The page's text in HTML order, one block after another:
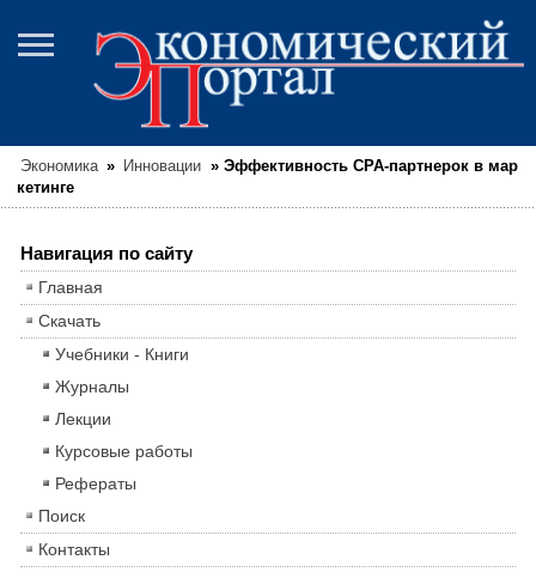
Экономика » Инновации » Эффективность СРА-партнерок в мар
кетинге
Навигация по сайту
Главная
Скачать
Учебники - Книги
Журналы
Лекции
Курсовые работы
Рефераты
Поиск
Контакты